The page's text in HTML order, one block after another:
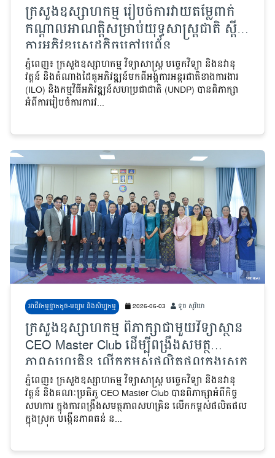
ក្រសួងឧស្សាហកម្ម រៀបចំការវាយតម្លៃពាក់
កណ្តាលអាណត្តិសម្រាប់យុទ្ធសាស្ត្រជាតិ ស្តីពី
ការអភិវឌ្ឍសេដ្ឋកិច្ចក្រៅប្រព័ន្ធ
ភ្នំពេញ៖ ក្រសួងឧស្សាហកម្ម វិទ្យាសាស្ត្រ បច្ចេកវិទ្យា និងនវានុ
វត្តន៍ និងតំណាងដៃគូអភិវឌ្ឍន៍មកពីអង្គការអន្តរជាតិខាងការងារ
(ILO) និងកម្មវិធីអភិវឌ្ឍន៍សហប្រជាជាតិ (UNDP) បានពិភាក្សា
អំពីការរៀបចំការការវ...
អាជីវកម្មខ្នាតតូច-មធ្យម និងសិប្បកម្ម 2026-06-03 ទូច សូរិយា
ក្រសួងឧស្សាហកម្ម ពិភាក្សាជាមួយវិទ្យាស្ថាន
CEO Master Club ដើម្បីពង្រឹងសមត្ថ
ភាពសហគ្រិន លើកកម្ពស់ផលិតផលក្នុងស្រុក
បង្កើនភាពធន់ និងភាពប្រកួតប្រជែង
ភ្នំពេញ៖ ក្រសួងឧស្សាហកម្ម វិទ្យាសាស្ត្រ បច្ចេកវិទ្យា និងនវានុ
វត្តន៍ និងគណៈប្រតិភូ CEO Master Club បានពិភាក្សាអំពីកិច្ច
សហការ ក្នុងការពង្រឹងសមត្ថភាពសហគ្រិន លើកកម្ពស់ផលិតផល
ក្នុងស្រុក បង្កើនភាពធន់ ន...